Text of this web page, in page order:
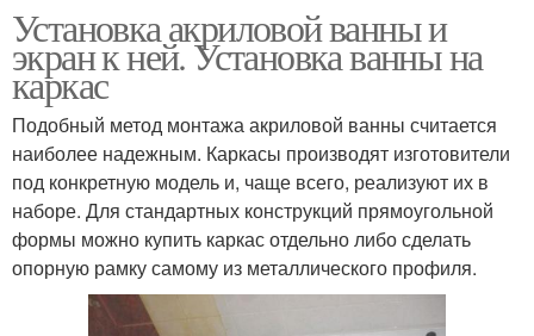
Установка акриловой ванны и
экран к ней. Установка ванны на
каркас
Подобный метод монтажа акриловой ванны считается
наиболее надежным. Каркасы производят изготовители
под конкретную модель и, чаще всего, реализуют их в
наборе. Для стандартных конструкций прямоугольной
формы можно купить каркас отдельно либо сделать
опорную рамку самому из металлического профиля.